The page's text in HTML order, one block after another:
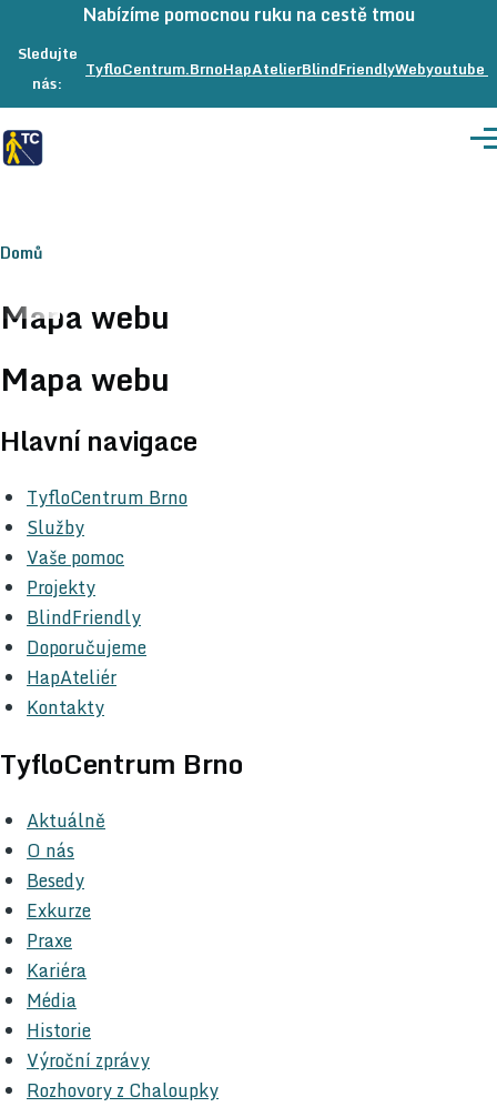
Přeskočit na hlavní obsah
Nabízíme pomocnou ruku na cestě tmou
Sledujte
nás:
TyfloCentrum.Brnona
HapAtelierna
BlindFriendlyWebna
youtube
Drobečková
navigace
Domů
Mapa webu
Mapa webu
Hlavní navigace
TyfloCentrum Brno
Služby
Vaše pomoc
Projekty
BlindFriendly
Doporučujeme
HapAteliér
Kontakty
TyfloCentrum Brno
Aktuálně
O nás
Besedy
Exkurze
Praxe
Kariéra
Média
Historie
Výroční zprávy
Rozhovory z Chaloupky